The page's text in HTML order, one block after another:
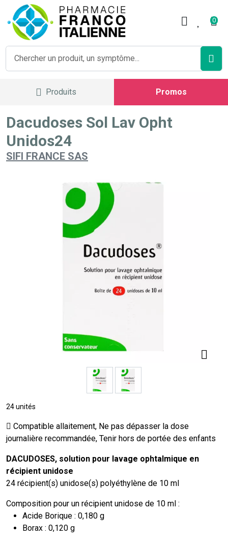
0
Produits Promos
Dacudoses Sol Lav Opht
Unidos24
SIFI FRANCE SAS
24 unités
Compatible allaitement, Ne pas dépasser la dose
journalière recommandée, Tenir hors de portée des enfants
DACUDOSES, solution pour lavage ophtalmique en
récipient unidose
24 récipient(s) unidose(s) polyéthylène de 10 ml
Composition pour un récipient unidose de 10 ml :
Acide Borique : 0,180 g
Borax : 0,120 g